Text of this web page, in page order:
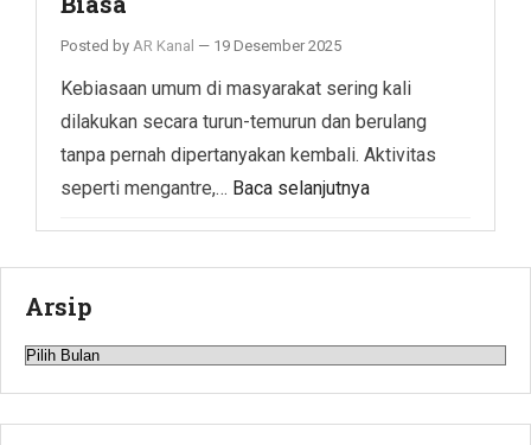
Posted by AR Kanal — 19 Desember 2025
Kebiasaan umum di masyarakat sering kali
dilakukan secara turun-temurun dan berulang
tanpa pernah dipertanyakan kembali. Aktivitas
seperti mengantre,… Baca selanjutnya
Arsip
Arsip